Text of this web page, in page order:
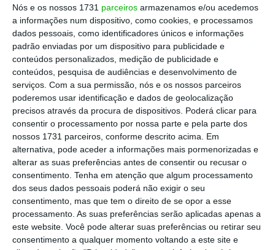
Nós e os nossos 1731 parceiros armazenamos e/ou acedemos
a informações num dispositivo, como cookies, e processamos
dados pessoais, como identificadores únicos e informações
padrão enviadas por um dispositivo para publicidade e
conteúdos personalizados, medição de publicidade e
conteúdos, pesquisa de audiências e desenvolvimento de
serviços. Com a sua permissão, nós e os nossos parceiros
poderemos usar identificação e dados de geolocalização
precisos através da procura de dispositivos. Poderá clicar para
consentir o processamento por nossa parte e pela parte dos
nossos 1731 parceiros, conforme descrito acima. Em
alternativa, pode aceder a informações mais pormenorizadas e
alterar as suas preferências antes de consentir ou recusar o
consentimento. Tenha em atenção que algum processamento
dos seus dados pessoais poderá não exigir o seu
consentimento, mas que tem o direito de se opor a esse
processamento. As suas preferências serão aplicadas apenas a
este website. Você pode alterar suas preferências ou retirar seu
consentimento a qualquer momento voltando a este site e
não contava com isso”, confessa o
responsável.
Marcelo: “Aprendeu-se com os fogos do ano
passado”
No entanto, José Rosa admite que o preocupa
“muito o futuro próximo”. “Vim de Lisboa [no
sábado] e vim intencionalmente por
Grândola, para passar pela serra e, de facto,
o cenário é desolador. Está tudo queimado”,
sublinha o responsável do espaço, para logo
a seguir deixar um discurso de esperança em